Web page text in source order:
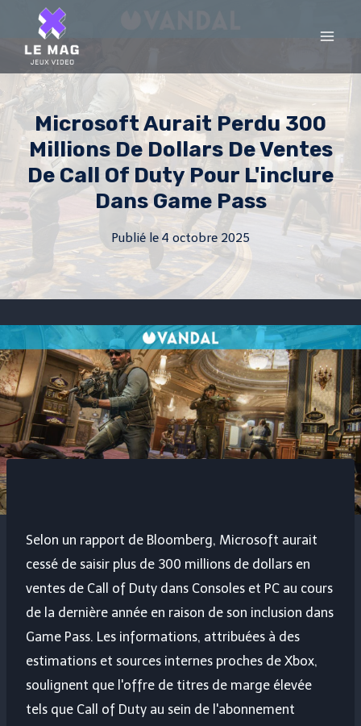
content
Microsoft Aurait Perdu 300
Millions De Dollars De Ventes
De Call Of Duty Pour L'inclure
Dans Game Pass
Publié le 4 octobre 2025
Selon un rapport de Bloomberg, Microsoft aurait
cessé de saisir plus de 300 millions de dollars en
ventes de Call of Duty dans Consoles et PC au cours
de la dernière année en raison de son inclusion dans
Game Pass. Les informations, attribuées à des
estimations et sources internes proches de Xbox,
soulignent que l'offre de titres de marge élevée
tels que Call of Duty au sein de l'abonnement